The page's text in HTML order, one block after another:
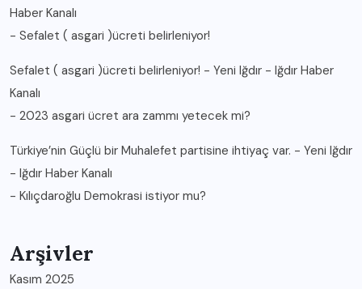
Haber Kanalı
- Sefalet ( asgari )ücreti belirleniyor!
Sefalet ( asgari )ücreti belirleniyor! - Yeni Iğdır - Iğdır Haber
Kanalı
- 2023 asgari ücret ara zammı yetecek mi?
Türkiye’nin Güçlü bir Muhalefet partisine ihtiyaç var. - Yeni Iğdır
- Iğdır Haber Kanalı
- Kılıçdaroğlu Demokrasi istiyor mu?
Arşivler
Kasım 2025